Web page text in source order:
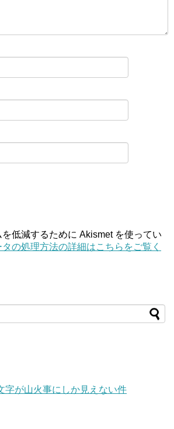
低減するために Akismet を使ってい
の処理方法の詳細はこちらをご覧く
字が山火事にしか見えない件